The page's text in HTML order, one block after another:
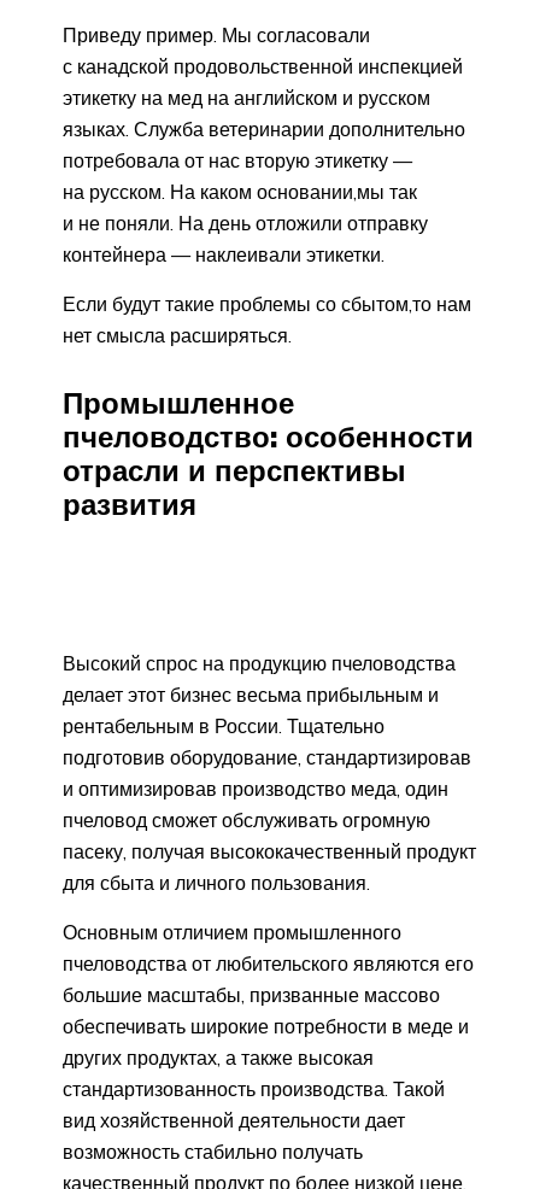
Приведу пример. Мы согласовали
с канадской продовольственной инспекцией
этикетку на мед на английском и русском
языках. Служба ветеринарии дополнительно
потребовала от нас вторую этикетку —
на русском. На каком основании,мы так
и не поняли. На день отложили отправку
контейнера — наклеивали этикетки.
Если будут такие проблемы со сбытом,то нам
нет смысла расширяться.
Промышленное
пчеловодство: особенности
отрасли и перспективы
развития
Высокий спрос на продукцию пчеловодства
делает этот бизнес весьма прибыльным и
рентабельным в России. Тщательно
подготовив оборудование, стандартизировав
и оптимизировав производство меда, один
пчеловод сможет обслуживать огромную
пасеку, получая высококачественный продукт
для сбыта и личного пользования.
Основным отличием промышленного
пчеловодства от любительского являются его
большие масштабы, призванные массово
обеспечивать широкие потребности в меде и
других продуктах, а также высокая
стандартизованность производства. Такой
вид хозяйственной деятельности дает
возможность стабильно получать
качественный продукт по более низкой цене.